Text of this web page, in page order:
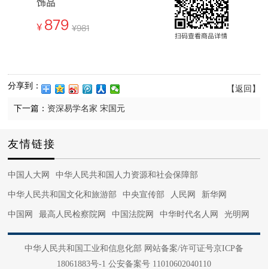
分享到： 【返回】
下一篇： 资深易学名家 宋国元
友情链接
中国人大网 中华人民共和国人力资源和社会保障部
中华人民共和国文化和旅游部 中央宣传部 人民网 新华网
中国网 最高人民检察院网 中国法院网 中华时代名人网 光明网
中国军网 中国日报网 法治网 正义网 光明网 国际在线
中国日报网 央视网 中国文信网 国家广电总局 中国青年网
中华人民共和国工业和信息化部 网站备案/许可证号京ICP备
18061883号-1 公安备案号 11010602040110